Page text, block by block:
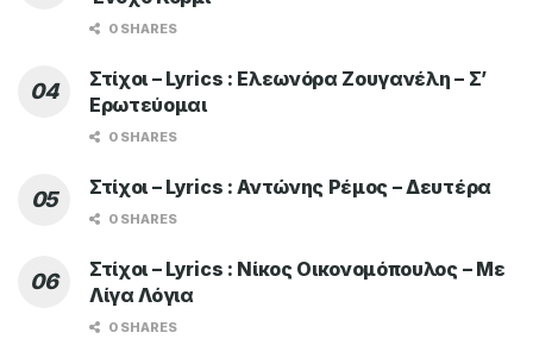
0 SHARES
Στίχοι – Lyrics : Ελεωνόρα Ζουγανέλη – Σ’
Ερωτεύομαι
0 SHARES
Στίχοι – Lyrics : Αντώνης Ρέμος – Δευτέρα
0 SHARES
Στίχοι – Lyrics : Νίκος Οικονομόπουλος – Με
Λίγα Λόγια
0 SHARES